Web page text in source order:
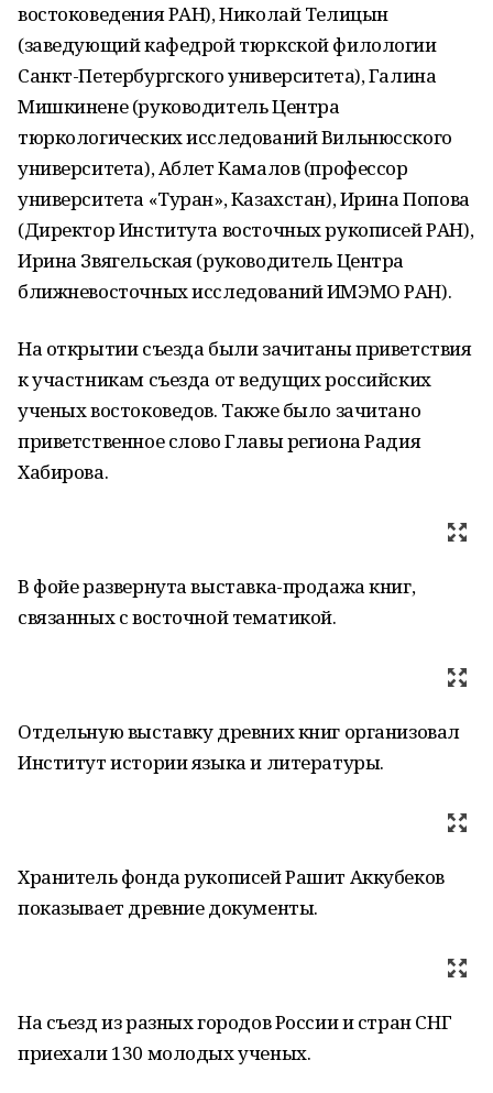
востоковедения РАН), Николай Телицын
(заведующий кафедрой тюркской филологии
Санкт-Петербургского университета), Галина
Мишкинене (руководитель Центра
тюркологических исследований Вильнюсского
университета), Аблет Камалов (профессор
университета «Туран», Казахстан), Ирина Попова
(Директор Института восточных рукописей РАН),
Ирина Звягельская (руководитель Центра
ближневосточных исследований ИМЭМО РАН).
На открытии съезда были зачитаны приветствия
к участникам съезда от ведущих российских
ученых востоковедов. Также было зачитано
приветственное слово Главы региона Радия
Хабирова.
В фойе развернута выставка-продажа книг,
связанных с восточной тематикой.
Отдельную выставку древних книг организовал
Институт истории языка и литературы.
Хранитель фонда рукописей Рашит Аккубеков
показывает древние документы.
На съезд из разных городов России и стран СНГ
приехали 130 молодых ученых.